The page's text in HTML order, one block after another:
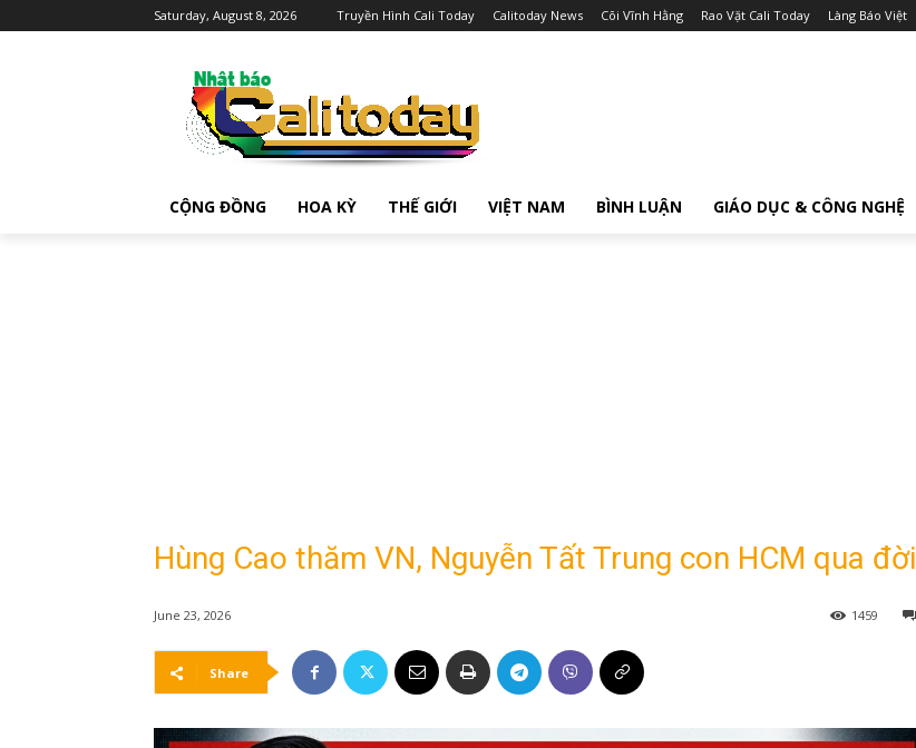
Saturday, August 8, 2026 Truyền Hình Cali Today Calitoday News Cõi Vĩnh Hằng Rao Vặt Cali Today Làng Báo Việt
CỘNG ĐỒNG HOA KỲ THẾ GIỚI VIỆT NAM BÌNH LUẬN GIÁO DỤC & CÔNG NGHỆ
Hùng Cao thăm VN, Nguyễn Tất Trung con HCM qua đời
June 23, 2026 1459
Share